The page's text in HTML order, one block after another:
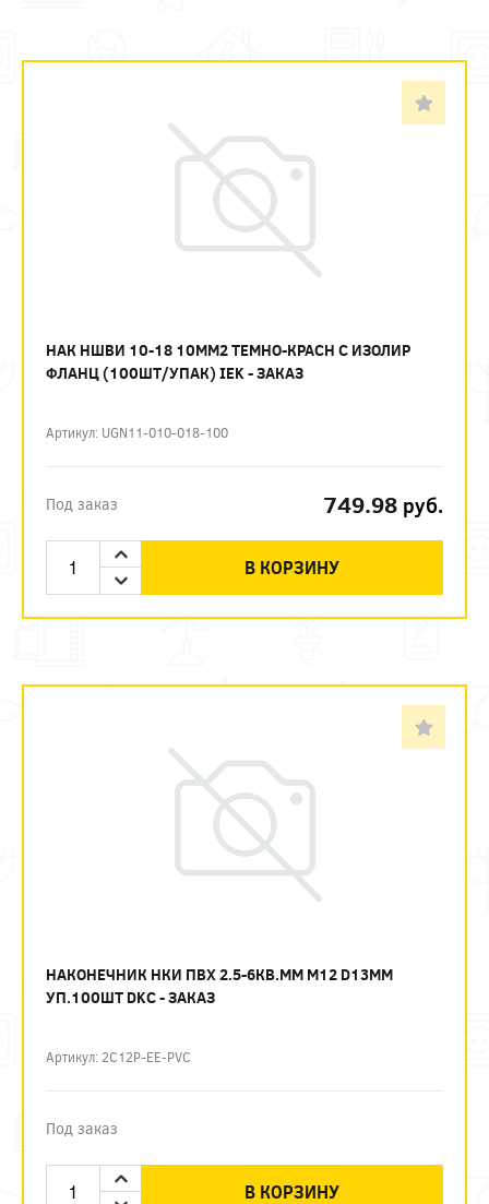
НАК НШВИ 10-18 10ММ2 ТЕМНО-КРАСН С ИЗОЛИР
ФЛАНЦ (100ШТ/УПАК) IEK - ЗАКАЗ
Артикул: UGN11-010-018-100
Под заказ 749.98 руб.
В КОРЗИНУ
НАКОНЕЧНИК НКИ ПВХ 2.5-6КВ.ММ М12 D13ММ
УП.100ШТ DKC - ЗАКАЗ
Артикул: 2C12P-EE-PVC
Под заказ
В КОРЗИНУ